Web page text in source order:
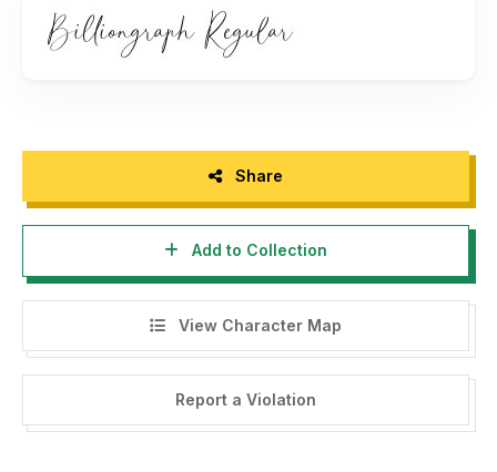
allouse.studio@gmail.com
Please visit our store for more amazing fonts :
https://allousestudio.com/
Follow our instagram for update : @allouse.studio
Thank you.
-------------------
Share
Add to Collection
View Character Map
Report a Violation